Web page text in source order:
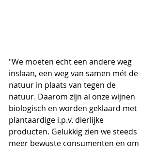
"We moeten echt een andere weg
inslaan, een weg van samen mét de
natuur in plaats van tegen de
natuur. Daarom zijn al onze wijnen
biologisch en worden geklaard met
plantaardige i.p.v. dierlijke
producten. Gelukkig zien we steeds
meer bewuste consumenten en om